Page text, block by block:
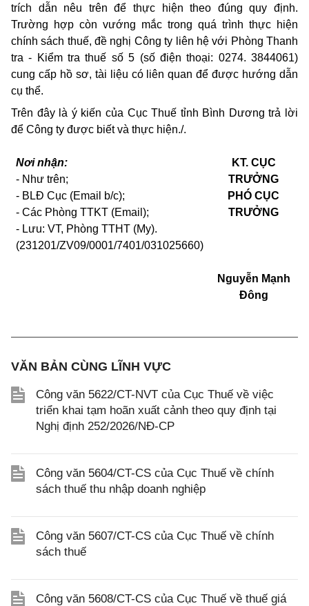
trích dẫn nêu trên để thực hiện theo đúng quy định.
Trường hợp còn vướng mắc trong quá trình thực hiện
chính sách thuế, đề nghị Công ty liên hệ với Phòng Thanh
tra - Kiểm tra thuế số 5 (số điện thoại: 0274. 3844061)
cung cấp hồ sơ, tài liệu có liên quan để được hướng dẫn
cụ thể.
Trên đây là ý kiến của Cục Thuế tỉnh Bình Dương trả lời
để Công ty được biết và thực hiện./.
Nơi nhận:
- Như trên;
- BLĐ Cục (Email b/c);
- Các Phòng TTKT (Email);
- Lưu: VT, Phòng TTHT (My).
(231201/ZV09/0001/7401/031025660)
KT. CỤC
TRƯỞNG
PHÓ CỤC
TRƯỞNG
Nguyễn Mạnh
Đông
VĂN BẢN CÙNG LĨNH VỰC
Công văn 5622/CT-NVT của Cục Thuế về việc
triển khai tạm hoãn xuất cảnh theo quy định tại
Nghị định 252/2026/NĐ-CP
Công văn 5604/CT-CS của Cục Thuế về chính
sách thuế thu nhập doanh nghiệp
Công văn 5607/CT-CS của Cục Thuế về chính
sách thuế
Công văn 5608/CT-CS của Cục Thuế về thuế giá